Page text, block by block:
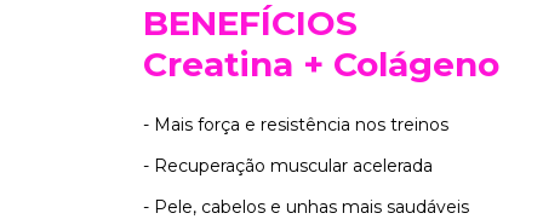
BENEFÍCIOS
Creatina + Colágeno
- Mais força e resistência nos treinos
- Recuperação muscular acelerada
- Pele, cabelos e unhas mais saudáveis